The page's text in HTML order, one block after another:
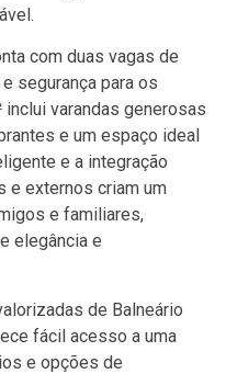
com duas vagas de
segurança para os
varandas generosas
e um espaço ideal
e a integração
e externos criam um
e familiares,
elegância e
de Balneário
fácil acesso a uma
e opções de